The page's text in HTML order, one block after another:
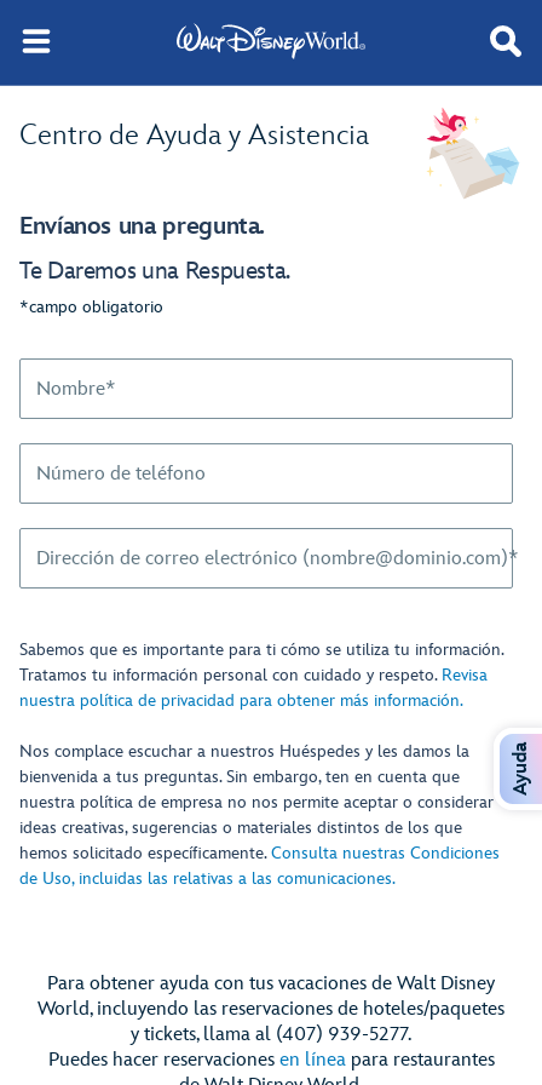
Centro de Ayuda y Asistencia
Envíanos una pregunta.
Te Daremos una Respuesta.
*campo obligatorio
Nombre*
Número de teléfono
Dirección de correo electrónico (nombre@dominio.com)*
Sabemos que es importante para ti cómo se utiliza tu información.
Tratamos tu información personal con cuidado y respeto. Revisa
nuestra política de privacidad para obtener más información.
Nos complace escuchar a nuestros Huéspedes y les damos la
bienvenida a tus preguntas. Sin embargo, ten en cuenta que
nuestra política de empresa no nos permite aceptar o considerar
ideas creativas, sugerencias o materiales distintos de los que
hemos solicitado específicamente.Consulta nuestras Condiciones
de Uso, incluidas las relativas a las comunicaciones.
Para obtener ayuda con tus vacaciones de Walt Disney
World, incluyendo las reservaciones de hoteles/paquetes
y tickets, llama al (407) 939-5277.
Puedes hacer reservaciones en líneapara restaurantes
Ayuda